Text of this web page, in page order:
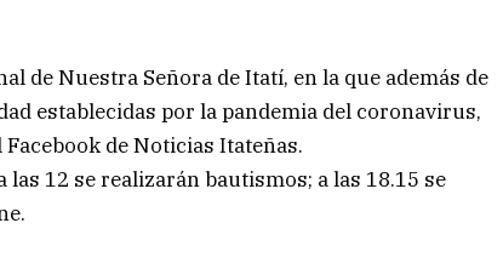
de Nuestra Señora de Itatí, en la que además de
establecidas por la pandemia del coronavirus,
de Noticias Itateñas.
12 se realizarán bautismos; a las 18.15 se